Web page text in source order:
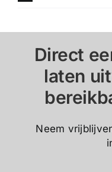
Direct
laten
Neem